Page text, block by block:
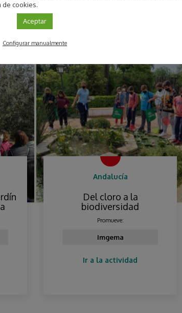
ofertadas
Andalucía
Del cloro a la
biodiversidad
Promueve:
Imgema
Ir a la actividad
de cookies.
Aceptar
Configurar manualmente